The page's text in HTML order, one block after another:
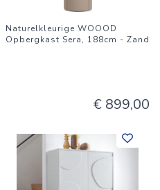
Naturelkleurige WOOOD
Opbergkast Sera, 188cm - Zand
€ 899,00